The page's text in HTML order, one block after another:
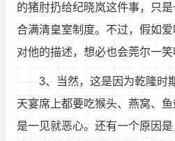
的猪肘扔给纪晓岚这件事，只
合满清皇室制度。不过，假如
对他的描述，想必也会莞尔一笑
3、当然，这是因为乾隆时
天宴席上都要吃猴头、燕窝、
是一见就恶心。还有一个原因是